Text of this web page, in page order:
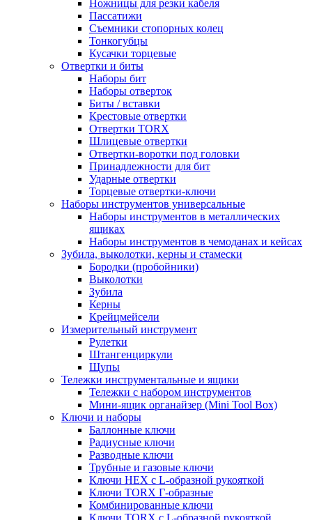
Ножницы для резки кабеля
Пассатижи
Съемники стопорных колец
Тонкогубцы
Кусачки торцевые
Отвертки и биты
Наборы бит
Наборы отверток
Биты / вставки
Крестовые отвертки
Отвертки TORX
Шлицевые отвертки
Отвертки-воротки под головки
Принадлежности для бит
Ударные отвертки
Торцевые отвертки-ключи
Наборы инструментов универсальные
Наборы инструментов в металлических
ящиках
Наборы инструментов в чемоданах и кейсах
Зубила, выколотки, керны и стамески
Бородки (пробойники)
Выколотки
Зубила
Керны
Крейцмейсели
Измерительный инструмент
Рулетки
Штангенциркули
Щупы
Тележки инструментальные и ящики
Тележки с набором инструментов
Мини-ящик органайзер (Mini Tool Box)
Ключи и наборы
Баллонные ключи
Радиусные ключи
Разводные ключи
Трубные и газовые ключи
Ключи HEX с L-образной рукояткой
Ключи TORX Г-образные
Комбинированные ключи
Ключи TORX с L-образной рукояткой